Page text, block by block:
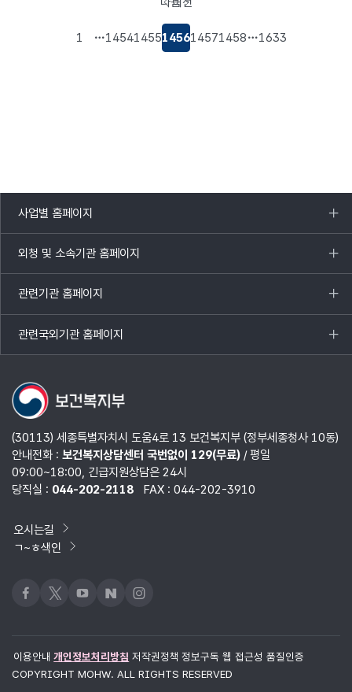
페이지로
이동
1 14541455145614571458 1633
페이지로
이동
사업별 홈페이지
목록
열기
외청 및 소속기관 홈페이지
목록
열기
관련기관 홈페이지
목록
열기
관련국외기관 홈페이지
목록
열기
(30113) 세종특별자치시 도움4로 13 보건복지부 (정부세종청사 10동)
안내전화 : 보건복지상담센터 국번없이 129(무료)/ 평일
09:00~18:00, 긴급지원상담은 24시
당직실 : 044-202-2118 FAX : 044-202-3910
오시는길
ㄱ~ㅎ색인
페이스북
x 유튜브네이버블로그
인스타그램
이용안내 개인정보처리방침 저작권정책 정보구독 웹 접근성 품질인증
COPYRIGHT MOHW. ALL RIGHTS RESERVED